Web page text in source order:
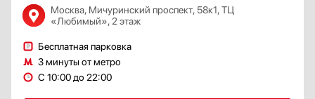
Москва, Мичуринский проспект, 58к1, ТЦ
«Любимый», 2 этаж
Бесплатная парковка
3 минуты от метро
С 10:00 до 22:00